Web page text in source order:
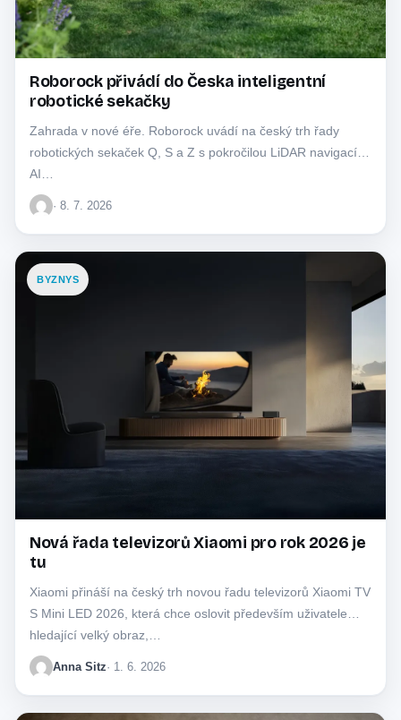
Roborock přivádí do Česka inteligentní
robotické sekačky
Zahrada v nové éře. Roborock uvádí na český trh řady
robotických sekaček Q, S a Z s pokročilou LiDAR navigací a
AI…
· 8. 7. 2026
BYZNYS
Nová řada televizorů Xiaomi pro rok 2026 je
tu
Xiaomi přináší na český trh novou řadu televizorů Xiaomi TV
S Mini LED 2026, která chce oslovit především uživatele
hledající velký obraz,…
Anna Sitz· 1. 6. 2026